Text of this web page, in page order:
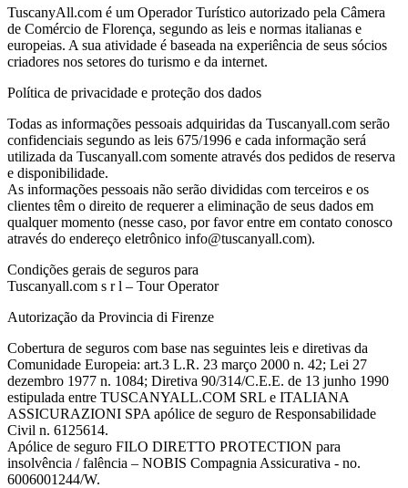
TuscanyAll.com é um Operador Turístico autorizado pela Câmera
de Comércio de Florença, segundo as leis e normas italianas e
europeias. A sua atividade é baseada na experiência de seus sócios
criadores nos setores do turismo e da internet.
Política de privacidade e proteção dos dados
Todas as informações pessoais adquiridas da Tuscanyall.com serão
confidenciais segundo as leis 675/1996 e cada informação será
utilizada da Tuscanyall.com somente através dos pedidos de reserva
e disponibilidade.
As informações pessoais não serão divididas com terceiros e os
clientes têm o direito de requerer a eliminação de seus dados em
qualquer momento (nesse caso, por favor entre em contato conosco
através do endereço eletrônico info@tuscanyall.com).
Condições gerais de seguros para
Tuscanyall.com s r l – Tour Operator
Autorização da Provincia di Firenze
Cobertura de seguros com base nas seguintes leis e diretivas da
Comunidade Europeia: art.3 L.R. 23 março 2000 n. 42; Lei 27
dezembro 1977 n. 1084; Diretiva 90/314/C.E.E. de 13 junho 1990
estipulada entre TUSCANYALL.COM SRL e ITALIANA
ASSICURAZIONI SPA apólice de seguro de Responsabilidade
Civil n. 6125614.
Apólice de seguro FILO DIRETTO PROTECTION para
insolvência / falência – NOBIS Compagnia Assicurativa - no.
6006001244/W.